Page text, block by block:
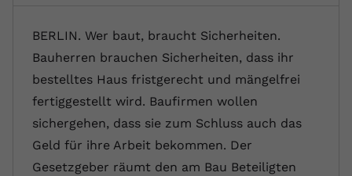
BERLIN. Wer baut, braucht Sicherheiten.
Bauherren brauchen Sicherheiten, dass ihr
bestelltes Haus fristgerecht und mängelfrei
fertiggestellt wird. Baufirmen wollen
sichergehen, dass sie zum Schluss auch das
Geld für ihre Arbeit bekommen. Der
Gesetzgeber räumt den am Bau Beteiligten